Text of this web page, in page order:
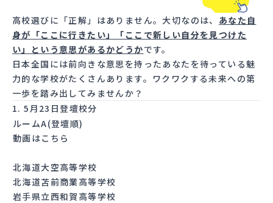
高校選びに「正解」はありません。大切なのは、 あなた自
身が「ここに行きたい」「ここで新しい自分を見つけた
い」という意思があるかどうかです。
日本全国には前向きな意思を持ったあなたを待っている魅
力的な学校がたくさんあります。ワクワクする未来への第
一歩を踏み出してみませんか？
1. 5月23日登壇校分
ルームA(登壇順)
動画はこちら
北海道大空高等学校
北海道苫前商業高等学校
岩手県立西和賀高等学校